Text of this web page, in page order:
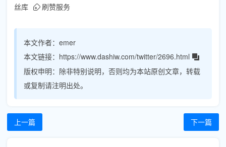
丝库
刷赞服务
本文作者： emer
本文链接： https://www.dashiw.com/twitter/2696.html
版权申明： 除非特别说明，否则均为本站原创文章，转载
或复制请注明出处。
上一篇 下一篇